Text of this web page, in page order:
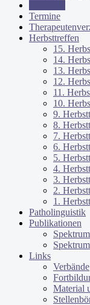
Termine
Herbsttreffen
15.
14.
13.
12.
11.
10.
9.
8.
7.
6.
5.
4.
3.
2.
1.
Patholinguistik
Publikationen
Links
Verbände
Material